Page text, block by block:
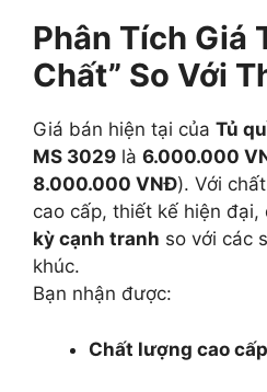
Phân Tích Giá
Chất” So Với
Giá bán hiện tại của Tủ
MS 3029 là 6.000.000
8.000.000 VNĐ). Với
cao cấp, thiết kế hiện đại,
kỳ cạnh tranh so với các
khúc.
Bạn nhận được:
Chất lượng cao